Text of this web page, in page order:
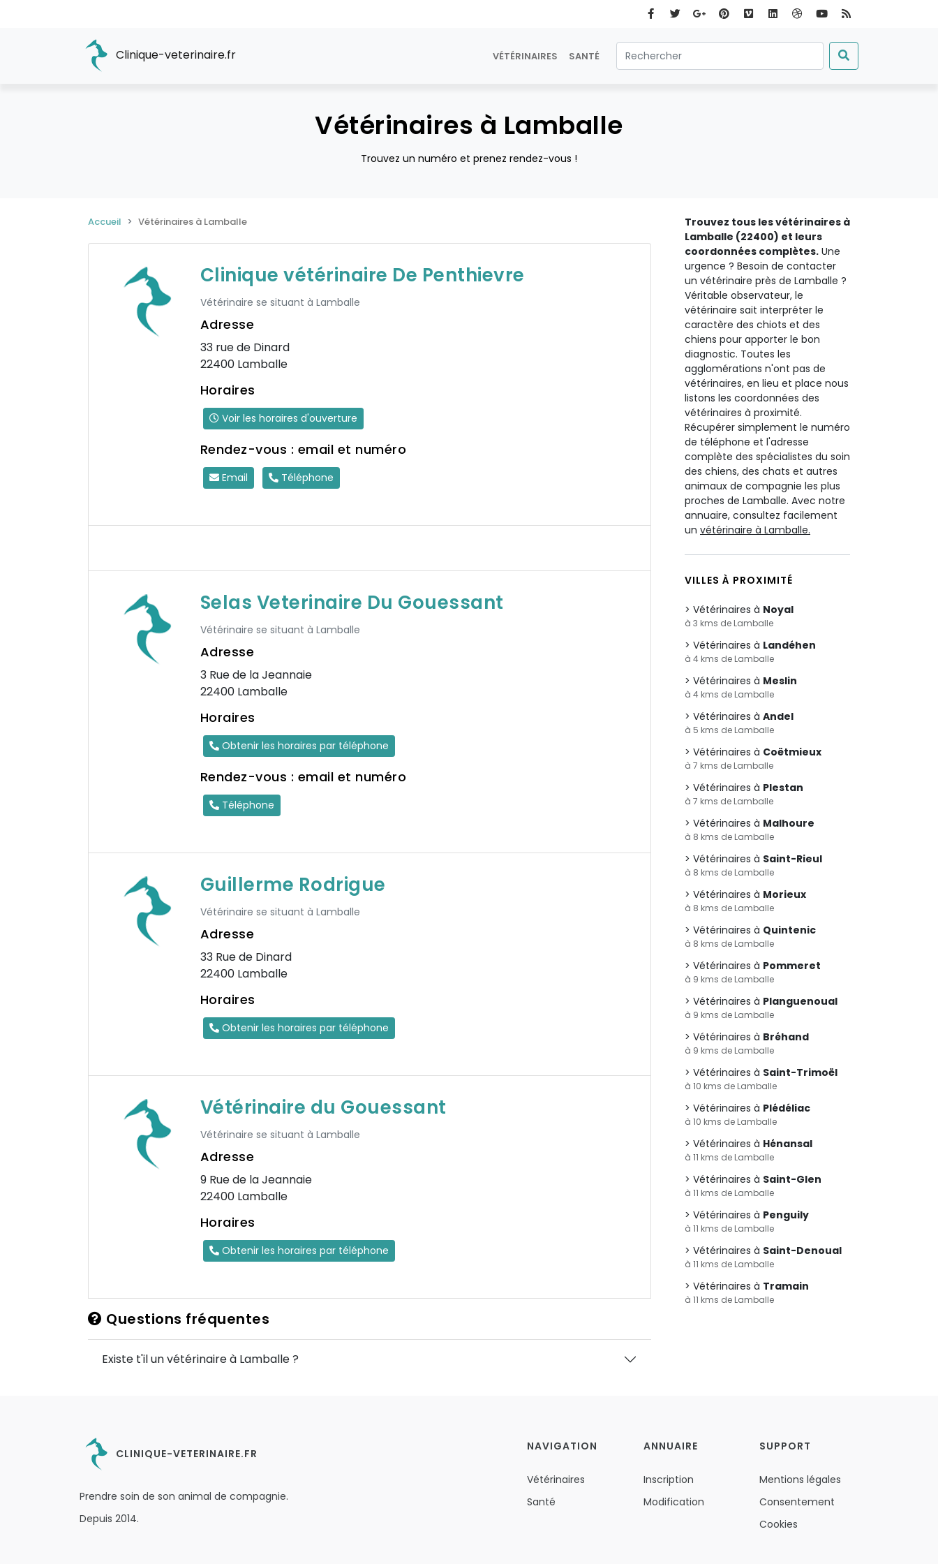
Clinique-veterinaire.fr VÉTÉRINAIRES SANTÉ
Vétérinaires à Lamballe
Trouvez un numéro et prenez rendez-vous !
Accueil Vétérinaires à Lamballe
Clinique vétérinaire De Penthievre
Vétérinaire se situant à Lamballe
Adresse
33 rue de Dinard
22400 Lamballe
Horaires
Voir les horaires d'ouverture
Rendez-vous : email et numéro
Email Téléphone
Selas Veterinaire Du Gouessant
Vétérinaire se situant à Lamballe
Adresse
3 Rue de la Jeannaie
22400 Lamballe
Horaires
Obtenir les horaires par téléphone
Rendez-vous : email et numéro
Téléphone
Guillerme Rodrigue
Vétérinaire se situant à Lamballe
Adresse
33 Rue de Dinard
22400 Lamballe
Horaires
Obtenir les horaires par téléphone
Vétérinaire du Gouessant
Vétérinaire se situant à Lamballe
Adresse
9 Rue de la Jeannaie
22400 Lamballe
Horaires
Obtenir les horaires par téléphone
Questions fréquentes
Existe t'il un vétérinaire à Lamballe ?
Trouvez tous les vétérinaires à
Lamballe (22400) et leurs
coordonnées complètes. Une
urgence ? Besoin de contacter
un vétérinaire près de Lamballe ?
Véritable observateur, le
vétérinaire sait interpréter le
caractère des chiots et des
chiens pour apporter le bon
diagnostic. Toutes les
agglomérations n'ont pas de
vétérinaires, en lieu et place nous
listons les coordonnées des
vétérinaires à proximité.
Récupérer simplement le numéro
de téléphone et l'adresse
complète des spécialistes du soin
des chiens, des chats et autres
animaux de compagnie les plus
proches de Lamballe. Avec notre
annuaire, consultez facilement
un vétérinaire à Lamballe.
VILLES À PROXIMITÉ
Vétérinaires à Noyal
à 3 kms de Lamballe
Vétérinaires à Landéhen
à 4 kms de Lamballe
Vétérinaires à Meslin
à 4 kms de Lamballe
Vétérinaires à Andel
à 5 kms de Lamballe
Vétérinaires à Coëtmieux
à 7 kms de Lamballe
Vétérinaires à Plestan
à 7 kms de Lamballe
Vétérinaires à Malhoure
à 8 kms de Lamballe
Vétérinaires à Saint-Rieul
à 8 kms de Lamballe
Vétérinaires à Morieux
à 8 kms de Lamballe
Vétérinaires à Quintenic
à 8 kms de Lamballe
Vétérinaires à Pommeret
à 9 kms de Lamballe
Vétérinaires à Planguenoual
à 9 kms de Lamballe
Vétérinaires à Bréhand
à 9 kms de Lamballe
Vétérinaires à Saint-Trimoël
à 10 kms de Lamballe
Vétérinaires à Plédéliac
à 10 kms de Lamballe
Vétérinaires à Hénansal
à 11 kms de Lamballe
Vétérinaires à Saint-Glen
à 11 kms de Lamballe
Vétérinaires à Penguily
à 11 kms de Lamballe
Vétérinaires à Saint-Denoual
à 11 kms de Lamballe
Vétérinaires à Tramain
à 11 kms de Lamballe
CLINIQUE-VETERINAIRE.FR
Prendre soin de son animal de compagnie.
Depuis 2014.
NAVIGATION
Vétérinaires
Santé
ANNUAIRE
Inscription
Modification
SUPPORT
Mentions légales
Consentement
Cookies